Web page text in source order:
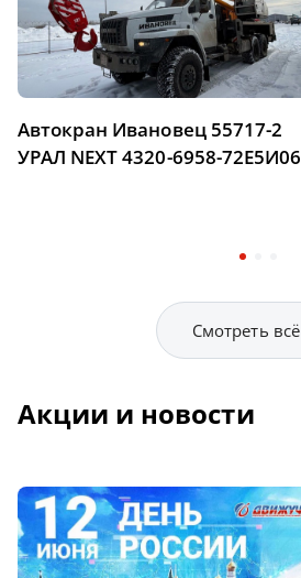
Автокран Ивановец 55717-2
УРАЛ NEXT 4320-6958-72Е5И06
Смотреть всё
Акции и новости